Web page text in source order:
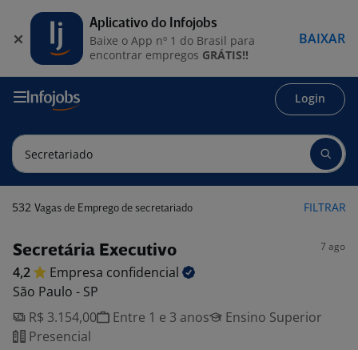
Login
532 Vagas de Emprego de secretariado FILTRAR
Secretária Executivo 7 ago
4,2 Empresa confidencial
São Paulo - SP
R$ 3.154,00
Entre 1 e 3 anos
Ensino Superior
Presencial
Aplicativo do Infojobs
Baixe o App nº 1 do Brasil para
encontrar empregos GRÁTIS!!
BAIXAR